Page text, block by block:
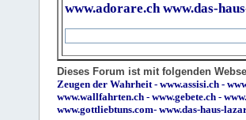
www.adorare.ch www.das-
Dieses Forum ist mit folgenden
Zeugen der Wahrheit- www.assisi.ch -
www.wallfahrten.ch - www.gebete.ch -
www.gottliebtuns.com- www.das-haus-